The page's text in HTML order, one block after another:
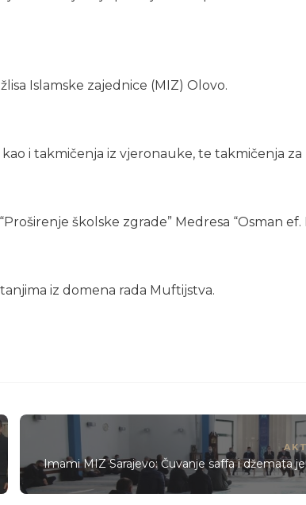
Islamske zajednice (MIZ) Olovo.
i takmičenja iz vjeronauke, te takmičenja za
školske zgrade” Medresa “Osman ef.
iz domena rada Muftijstva.
Imami MIZ Sarajevo: Čuvanje saffa i džemata